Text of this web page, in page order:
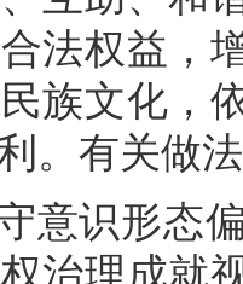
法权益，
族文化，
。有关做
意识形态
治理成就